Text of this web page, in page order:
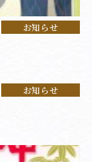
お知らせ
お知らせ